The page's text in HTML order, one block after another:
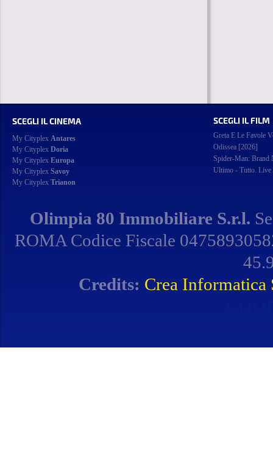
SCEGLI IL CINEMA
My Cityplex Antares
My Cityplex Doria
My Cityplex Europa
My Cityplex Savoy
My Cityplex Trianon
SCEGLI IL FILM
Greta E Le Favole
Odissea [2026]
Spider-Man: Brand
Ultimo - Tutto. Live
Olimpia 80 Immobiliare S.r.l.
ROMA Codice Fiscale
Credits: Crea Informatica